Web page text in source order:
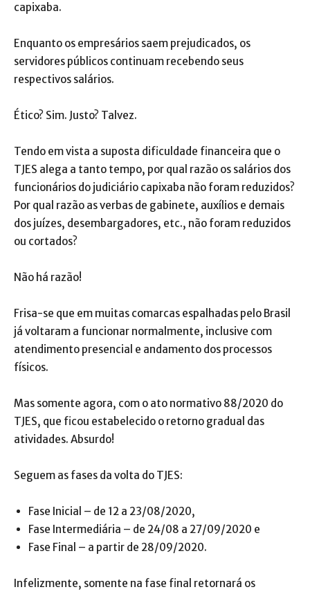
capixaba.
Enquanto os empresários saem prejudicados, os
servidores públicos continuam recebendo seus
respectivos salários.
Ético? Sim. Justo? Talvez.
Tendo em vista a suposta dificuldade financeira que o
TJES alega a tanto tempo, por qual razão os salários dos
funcionários do judiciário capixaba não foram reduzidos?
Por qual razão as verbas de gabinete, auxílios e demais
dos juízes, desembargadores, etc., não foram reduzidos
ou cortados?
Não há razão!
Frisa-se que em muitas comarcas espalhadas pelo Brasil
já voltaram a funcionar normalmente, inclusive com
atendimento presencial e andamento dos processos
físicos.
Mas somente agora, com o ato normativo 88/2020 do
TJES, que ficou estabelecido o retorno gradual das
atividades. Absurdo!
Seguem as fases da volta do TJES:
Fase Inicial – de 12 a 23/08/2020,
Fase Intermediária – de 24/08 a 27/09/2020 e
Fase Final – a partir de 28/09/2020.
Infelizmente, somente na fase final retornará os